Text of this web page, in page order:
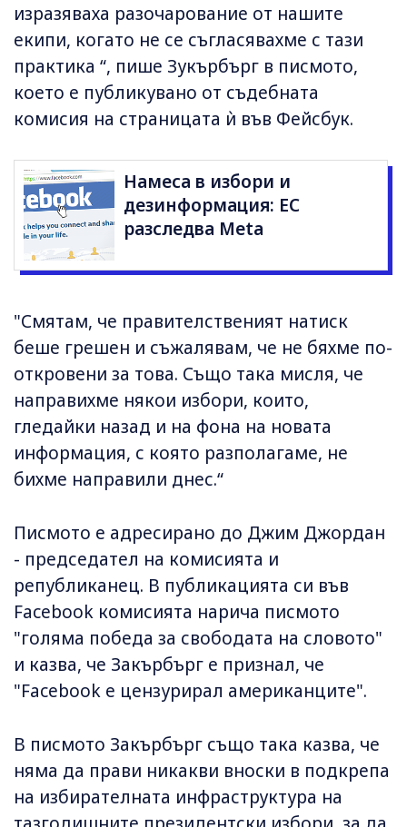
изразяваха разочарование от нашите
екипи, когато не се съгласявахме с тази
практика “, пише Зукърбърг в писмото,
което е публикувано от съдебната
комисия на страницата ѝ във Фейсбук.
Намеса в избори и
дезинформация: ЕС
разследва Meta
"Смятам, че правителственият натиск
беше грешен и съжалявам, че не бяхме по-
откровени за това. Също така мисля, че
направихме някои избори, които,
гледайки назад и на фона на новата
информация, с която разполагаме, не
бихме направили днес.“
Писмото е адресирано до Джим Джордан
- председател на комисията и
републиканец. В публикацията си във
Facebook комисията нарича писмото
"голяма победа за свободата на словото"
и казва, че Закърбърг е признал, че
"Facebook е цензурирал американците".
В писмото Закърбърг също така казва, че
няма да прави никакви вноски в подкрепа
на избирателната инфраструктура на